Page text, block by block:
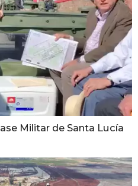
Militar de Santa Lucía